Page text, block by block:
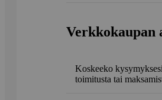
Verkkokaupan
Koskeeko
toimitusta tai